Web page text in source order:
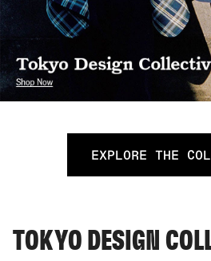
EXPLORE THE
TOKYO DESIGN